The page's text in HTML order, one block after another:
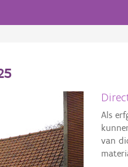
Als
van